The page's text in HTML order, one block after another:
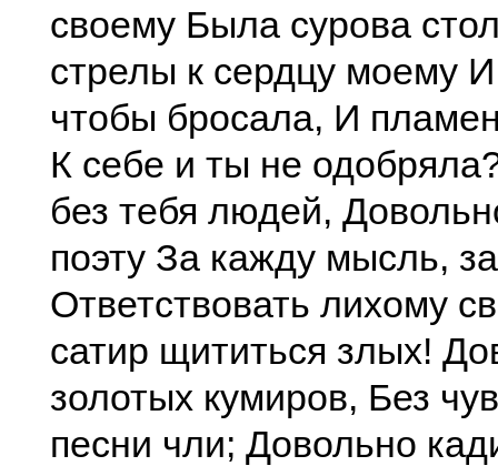
своему Была сурова
стрелы к сердцу моему
чтобы бросала, И
К себе и ты не
без тебя людей,
поэту За кажду мысль,
Ответствовать лихому
сатир щититься злых!
золотых кумиров, Без
песни чли; Довольно